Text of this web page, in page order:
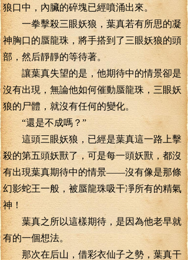
狼口中，內臟的碎塊已經噴涌出來。
一拳擊殺三眼妖狼，葉真若有所思的凝
神胸口的蜃龍珠，將手搭到了三眼妖狼的頭
部，然后靜靜的等待著。
讓葉真失望的是，他期待中的情景卻是
沒有出現，無論他如何催動蜃龍珠，三眼妖
狼的尸體，就沒有任何的變化。
“還是不成嗎？”
這頭三眼妖狼，已經是葉真這一路上擊
殺的第五頭妖獸了，可是每一頭妖獸，都沒
有出現葉真期待中的情景——沒有像是那條
幻影蛇王一般，被蜃龍珠吸干凈所有的精氣
神！
葉真之所以這樣期待，是因為他老早就
有的一個想法。
那次在后山，借彩衣仙子之勢，葉真干